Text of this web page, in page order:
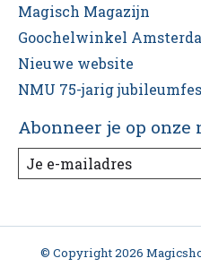
Magisch Magazijn
Goochelwinkel
Nieuwe website
NMU 75-jarig
Abonneer je op
© Copyright 2026